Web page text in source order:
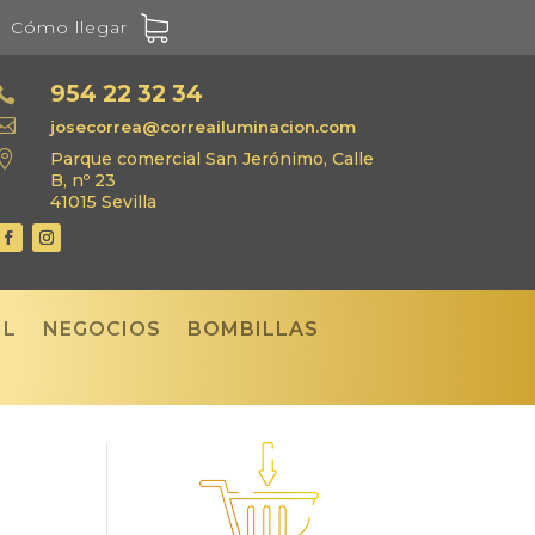
Cómo llegar
954 22 32 34
josecorrea@correailuminacion.com
Parque comercial San Jerónimo, Calle
B, nº 23
41015 Sevilla
NEGOCIOS BOMBILLAS